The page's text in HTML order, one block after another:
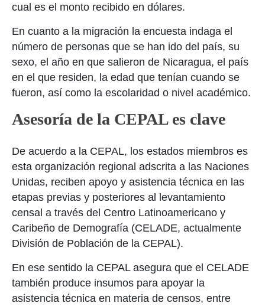
cual es el monto recibido en dólares.
En cuanto a la migración la encuesta indaga el
número de personas que se han ido del país, su
sexo, el año en que salieron de Nicaragua, el país
en el que residen, la edad que tenían cuando se
fueron, así como la escolaridad o nivel académico.
Asesoría de la CEPAL es clave
De acuerdo a la CEPAL, los estados miembros es
esta organización regional adscrita a las Naciones
Unidas, reciben apoyo y asistencia técnica en las
etapas previas y posteriores al levantamiento
censal a través del Centro Latinoamericano y
Caribeño de Demografía (CELADE, actualmente
División de Población de la CEPAL).
En ese sentido la CEPAL asegura que el CELADE
también produce insumos para apoyar la
asistencia técnica en materia de censos, entre